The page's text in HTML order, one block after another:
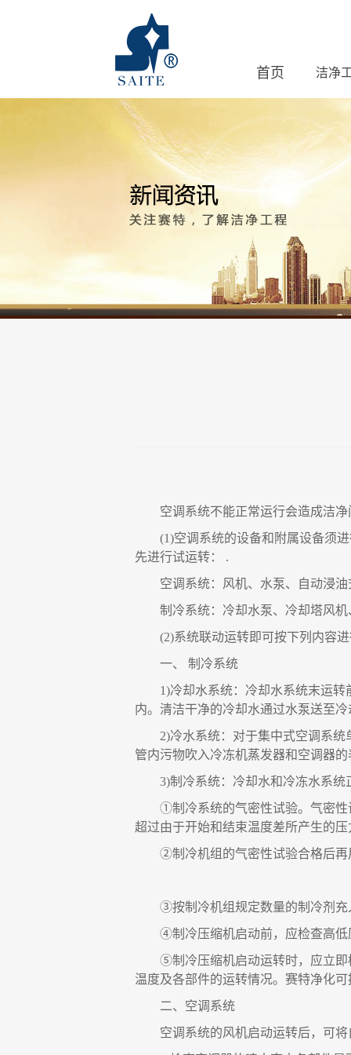
首页 洁净
空调系统不能正常运行会造成洁
(1)空调系统的设备和附属设备须
先进行试运转：
.
空调系统： 风机、水泵、自动浸
制冷系统： 冷却水泵、冷却塔风
(2)系统联动运转即可按下列内容
一、
制冷系统
1)冷却水系统： 冷却水系统末运转
内。清洁干净的冷却水通过水泵送至冷
2)冷水系统： 对于集中式空调系统
管内污物吹入冷冻机蒸发器和空调器
3)制冷系统： 冷却水和冷冻水系统
①制冷系统的气密性试验。气密性
超过由于开始和结束温度差所产生的
②制冷机组的气密性试验合格后
③按制冷机组规定数量的制冷剂充
④制冷压缩机启动前 ， 应检查高
⑤制冷压缩机启动运转时， 应立
温度及各部件的运转情况。 赛特净化
二、空调系统
空调系统的风机启动运转后， 可